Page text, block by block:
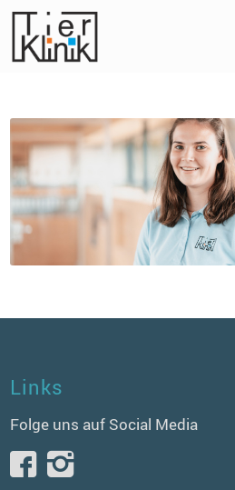
Links
Folge uns auf Social Media